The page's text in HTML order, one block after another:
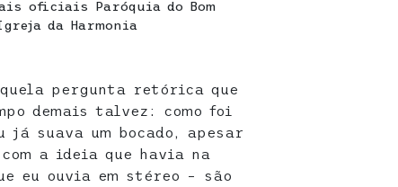
oficiais Paróquia do Bom
da Harmonia
pergunta retórica que
demais talvez: como foi
já suava um bocado, apesar
a ideia que havia na
eu ouvia em stéreo – são